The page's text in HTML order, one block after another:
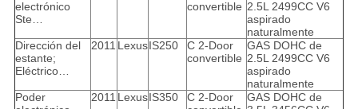
electrónico
Ste…
convertible 2.5L 2499CC V6
aspirado
naturalmente
Dirección del
estante;
Eléctrico…
2011 LexusIS250
C 2-Door
convertible
GAS DOHC de
2.5L 2499CC V6
aspirado
naturalmente
Poder
2011 LexusIS350
C 2-Door
GAS DOHC de